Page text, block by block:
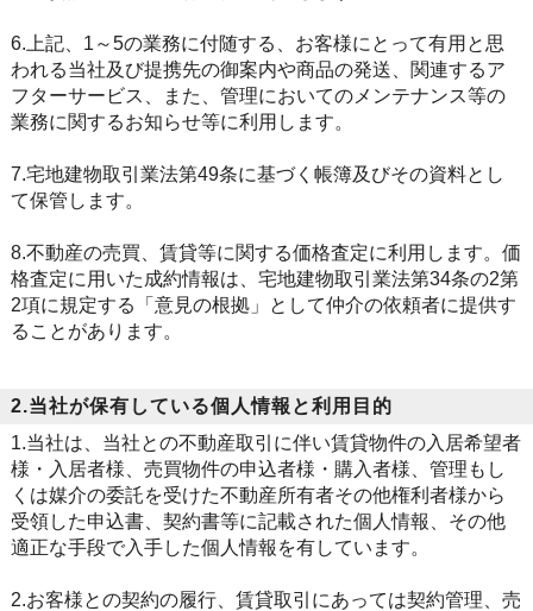
6.上記、1～5の業務に付随する、お客様にとって有用と思
われる当社及び提携先の御案内や商品の発送、関連するア
フターサービス、また、管理においてのメンテナンス等の
業務に関するお知らせ等に利用します。
7.宅地建物取引業法第49条に基づく帳簿及びその資料とし
て保管します。
8.不動産の売買、賃貸等に関する価格査定に利用します。価
格査定に用いた成約情報は、宅地建物取引業法第34条の2第
2項に規定する「意見の根拠」として仲介の依頼者に提供す
ることがあります。
2.当社が保有している個人情報と利用目的
1.当社は、当社との不動産取引に伴い賃貸物件の入居希望者
様・入居者様、売買物件の申込者様・購入者様、管理もし
くは媒介の委託を受けた不動産所有者その他権利者様から
受領した申込書、契約書等に記載された個人情報、その他
適正な手段で入手した個人情報を有しています。
2.お客様との契約の履行、賃貸取引にあっては契約管理、売